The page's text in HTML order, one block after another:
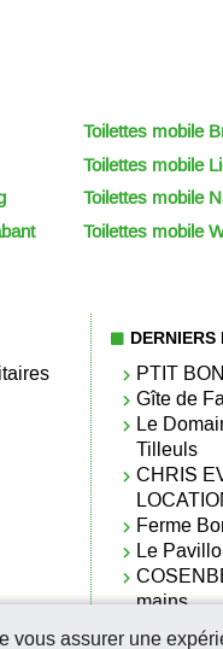
Toilettes mobile
Toilettes mobile
Toilettes mobile
Toilettes mobile
vous assurer une
DERNIERS
PTIT
Gîte de
Le
Tilleuls
CHRIS
Ferme
Le
mains
VILLA